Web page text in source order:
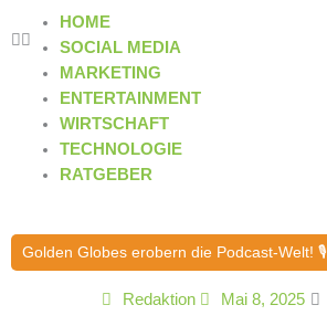
HOME
SOCIAL MEDIA
MARKETING
ENTERTAINMENT
WIRTSCHAFT
TECHNOLOGIE
RATGEBER
Golden Globes erobern die Podcast-Welt! 🎙️
Redaktion Mai 8, 2025